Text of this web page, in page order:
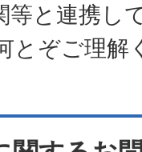
等と連携し
とぞご理解